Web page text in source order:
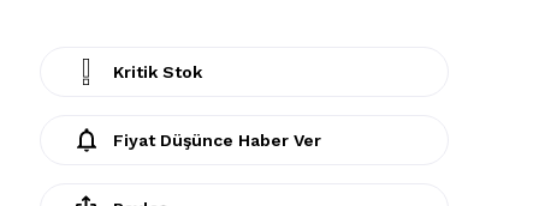
Kritik Stok
Fiyat Düşünce Haber Ver